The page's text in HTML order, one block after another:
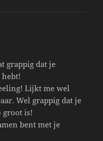
grappig dat je
hebt!
Lijkt me wel
Wel grappig dat je
groot is!
bent met je